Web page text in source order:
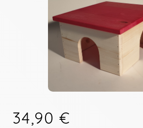
34,90 €